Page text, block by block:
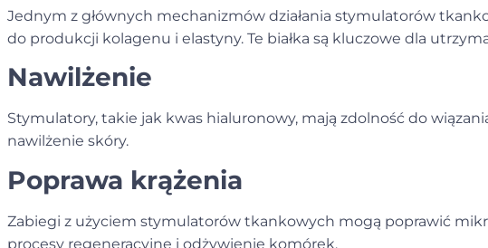
Jednym z głównych mechanizmów działania stymulatorów
do produkcji kolagenu i elastyny. Te białka są kluczowe dla
Nawilżenie
Stymulatory, takie jak kwas hialuronowy, mają zdolność do
nawilżenie skóry.
Poprawa krążenia
Zabiegi z użyciem stymulatorów tkankowych mogą poprawić
procesy regeneracyjne i odżywienie komórek.